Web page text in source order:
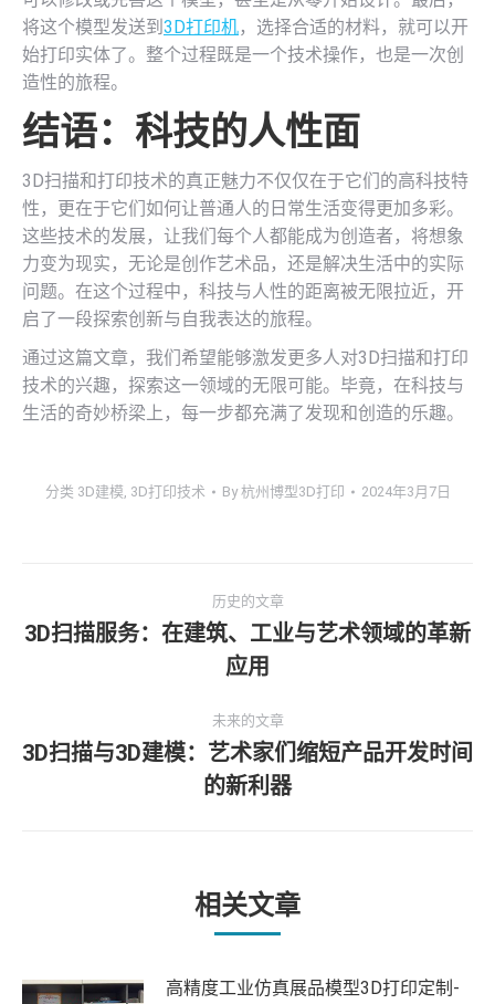
将这个模型发送到 3D打印机，选择合适的材料，就可以开
始打印实体了。整个过程既是一个技术操作，也是一次创
造性的旅程。
结语：科技的人性面
3D扫描和打印技术的真正魅力不仅仅在于它们的高科技特
性，更在于它们如何让普通人的日常生活变得更加多彩。
这些技术的发展，让我们每个人都能成为创造者，将想象
力变为现实，无论是创作艺术品，还是解决生活中的实际
问题。在这个过程中，科技与人性的距离被无限拉近，开
启了一段探索创新与自我表达的旅程。
通过这篇文章，我们希望能够激发更多人对3D扫描和打印
技术的兴趣，探索这一领域的无限可能。毕竟，在科技与
生活的奇妙桥梁上，每一步都充满了发现和创造的乐趣。
分类 3D建模, 3D打印技术 By杭州博型3D打印 2024年3月7日
章
航
历史的文章
历
史
文
章：
3D扫描服务：在建筑、工业与艺术领域的革新
应用
未来的文章
未
来
3D扫描与3D建模：艺术家们缩短产品开发时间
的新利器
相关文章
高精度工业仿真展品模型3D打印定制-